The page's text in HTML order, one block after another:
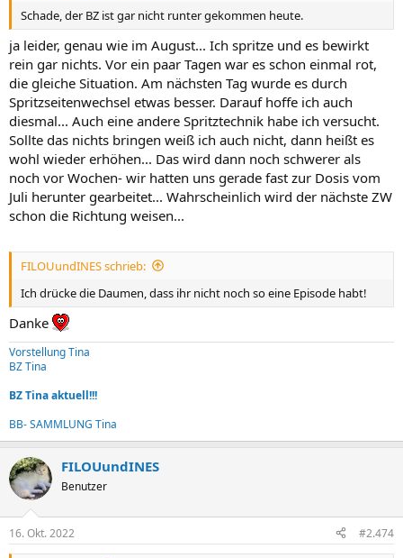
Schade, der BZ ist gar nicht runter gekommen heute.
ja leider, genau wie im August... Ich spritze und es bewirkt
rein gar nichts. Vor ein paar Tagen war es schon einmal rot,
die gleiche Situation. Am nächsten Tag wurde es durch
Spritzseitenwechsel etwas besser. Darauf hoffe ich auch
diesmal... Auch eine andere Spritztechnik habe ich versucht.
Sollte das nichts bringen weiß ich auch nicht, dann heißt es
wohl wieder erhöhen... Das wird dann noch schwerer als
noch vor Wochen- wir hatten uns gerade fast zur Dosis vom
Juli herunter gearbeitet... Wahrscheinlich wird der nächste ZW
schon die Richtung weisen...
FILOUundINES schrieb:
Ich drücke die Daumen, dass ihr nicht noch so eine Episode habt!
Danke
Vorstellung Tina
BZ Tina
BZ Tina aktuell!!!
BB- SAMMLUNG Tina
FILOUundINES
Benutzer
16. Okt. 2022 #2.474